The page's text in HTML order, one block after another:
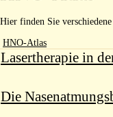
Hier finden Sie
HNO-Atlas
Lasertherapie in
Die